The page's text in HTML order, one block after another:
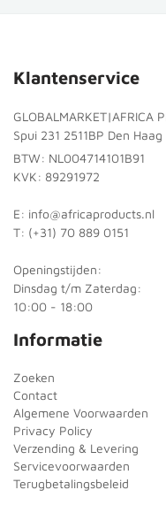
Klantenservice
GLOBALMARKET|AFRICA
Spui 231 2511BP Den Haag
BTW: NL004714101B91
KVK: 89291972
E: info@africaproducts.nl
T: (+31) 70 889 0151
Openingstijden:
Dinsdag t/m Zaterdag:
10:00 - 18:00
Informatie
Zoeken
Contact
Algemene Voorwaarden
Privacy Policy
Verzending & Levering
Servicevoorwaarden
Terugbetalingsbeleid